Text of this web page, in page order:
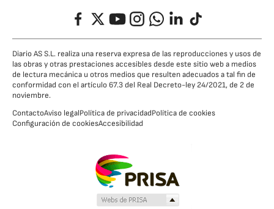
FacebookTwitterYouTubeInstagramWhatsappLinkedIn
TikTok
Diario AS S.L. realiza una reserva expresa de las reproducciones y usos de
las obras y otras prestaciones accesibles desde este sitio web a medios
de lectura mecánica u otros medios que resulten adecuados a tal fin de
conformidad con el artículo 67.3 del Real Decreto-ley 24/2021, de 2 de
noviembre.
ContactoAviso legalPolítica de privacidadPolítica de cookies
Configuración de cookiesAccesibilidad